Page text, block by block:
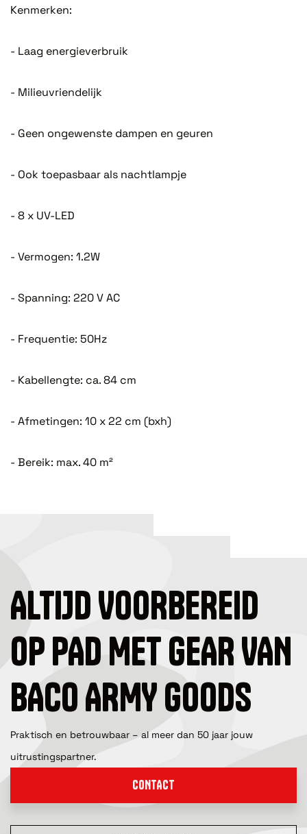
Kenmerken:
- Laag energieverbruik
- Milieuvriendelijk
- Geen ongewenste dampen en geuren
- Ook toepasbaar als nachtlampje
- 8 x UV-LED
- Vermogen: 1.2W
- Spanning: 220 V AC
- Frequentie: 50Hz
- Kabellengte: ca. 84 cm
- Afmetingen: 10 x 22 cm (bxh)
- Bereik: max. 40 m²
ALTIJD VOORBEREID
OP PAD MET GEAR VAN
BACO ARMY GOODS
Praktisch en betrouwbaar – al meer dan 50 jaar jouw
uitrustingspartner.
CONTACT